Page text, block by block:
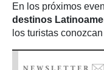
En los próximos
destinos
los turistas